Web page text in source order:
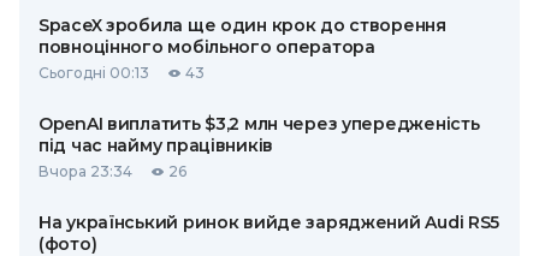
SpaceX зробила ще один крок до створення
повноцінного мобільного оператора
Сьогодні 00:13 43
OpenAI виплатить $3,2 млн через упередженість
під час найму працівників
Вчора 23:34 26
На український ринок вийде заряджений Audi RS5
(фото)